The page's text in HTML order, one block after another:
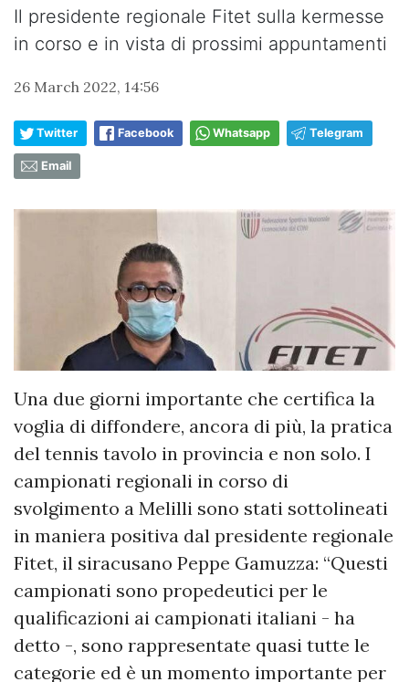
Il presidente regionale Fitet sulla kermesse
in corso e in vista di prossimi appuntamenti
26 March 2022, 14:56
Twitter Facebook Whatsapp Telegram
Email
Una due giorni importante che certifica la
voglia di diffondere, ancora di più, la pratica
del tennis tavolo in provincia e non solo. I
campionati regionali in corso di
svolgimento a Melilli sono stati sottolineati
in maniera positiva dal presidente regionale
Fitet, il siracusano Peppe Gamuzza: “Questi
campionati sono propedeutici per le
qualificazioni ai campionati italiani - ha
detto -, sono rappresentate quasi tutte le
categorie ed è un momento importante per